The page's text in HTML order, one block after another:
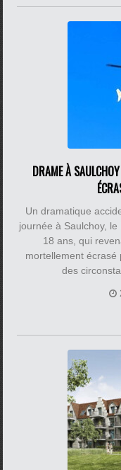
DRAME À
Un dramatique
journée à Saulchoy,
18 ans, qui
mortellement
des